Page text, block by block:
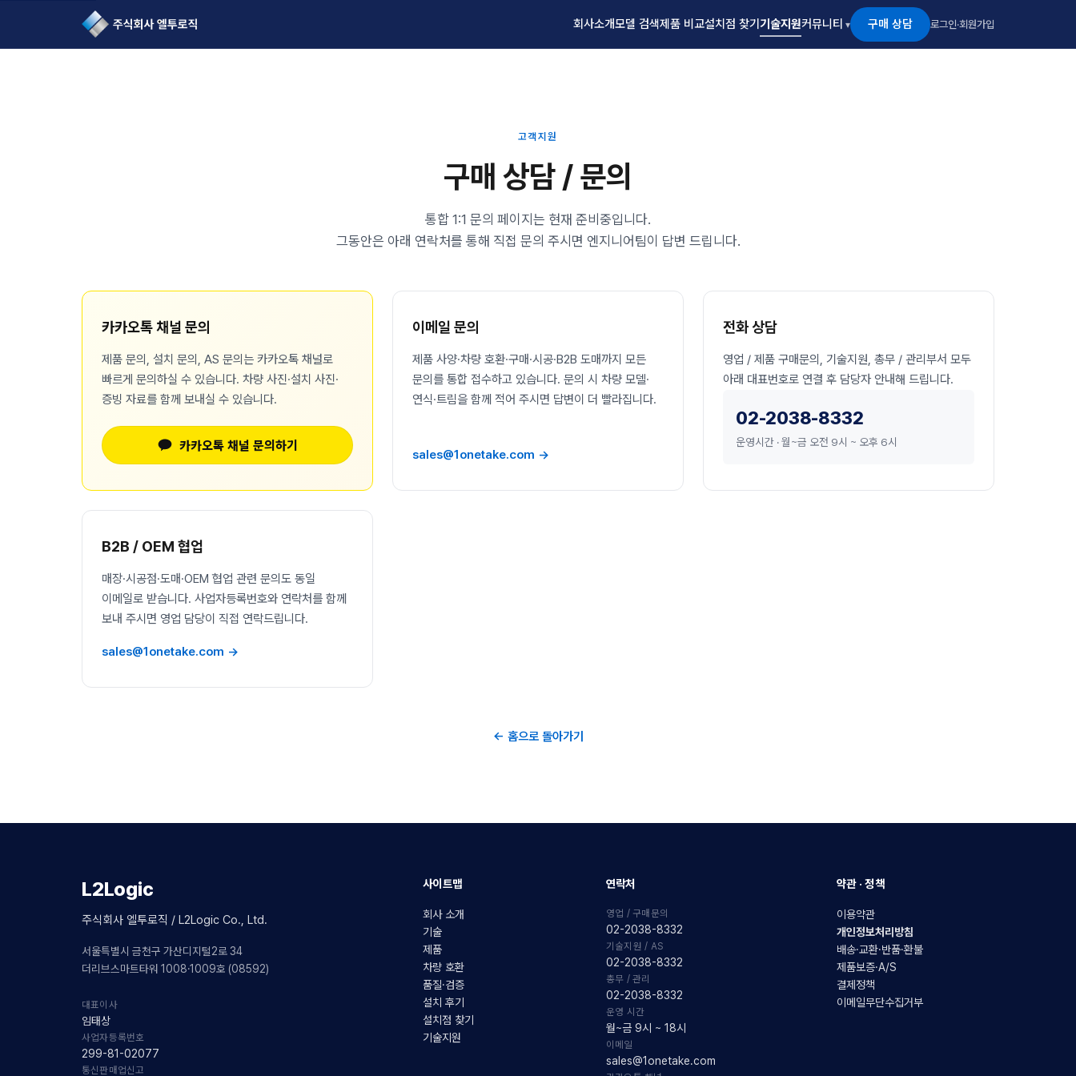
L2Logic 1onetake
회사소개모델 검색제품 비교설치점 찾기 기술지원커뮤니티 구매 상담 로그인·회원가입
고객지원
구매 상담 / 문의
통합 1:1 문의 페이지는 현재 준비중입니다.
그동안은 아래 연락처를 통해 직접 문의 주시면 엔지니어팀이 답변 드립니다.
카카오톡 채널 문의
제품 문의, 설치 문의, AS 문의는 카카오톡 채널로
빠르게 문의하실 수 있습니다. 차량 사진·설치 사진·
증빙 자료를 함께 보내실 수 있습니다.
카카오톡 채널 문의하기
이메일 문의
제품 사양·차량 호환·구매·시공·B2B 도매까지 모든
문의를 통합 접수하고 있습니다. 문의 시 차량 모델·
연식·트림을 함께 적어 주시면 답변이 더 빨라집니다.
sales@1onetake.com →
전화 상담
영업 / 제품 구매문의, 기술지원, 총무 / 관리부서 모두
아래 대표번호로 연결 후 담당자 안내해 드립니다.
02-2038-8332
운영시간 · 월~금 오전 9시 ~ 오후 6시
B2B / OEM 협업
매장·시공점·도매·OEM 협업 관련 문의도 동일
이메일로 받습니다. 사업자등록번호와 연락처를 함께
보내 주시면 영업 담당이 직접 연락드립니다.
sales@1onetake.com →
← 홈으로 돌아가기
L2Logic
주식회사 엘투로직 / L2Logic Co., Ltd.
서울특별시 금천구 가산디지털2로 34
더리브스마트타워 1008·1009호 (08592)
대표이사
임태상
사업자등록번호
299-81-02077
통신판매업신고
사이트맵
회사 소개
기술
제품
차량 호환
품질·검증
설치 후기
설치점 찾기
기술지원
연락처
영업 / 구매문의
02-2038-8332
기술지원 / AS
02-2038-8332
총무 / 관리
02-2038-8332
운영 시간
월~금 9시 ~ 18시
이메일
sales@1onetake.com
약관 · 정책
이용약관
개인정보처리방침
배송·교환·반품·환불
제품보증·A/S
결제정책
이메일무단수집거부